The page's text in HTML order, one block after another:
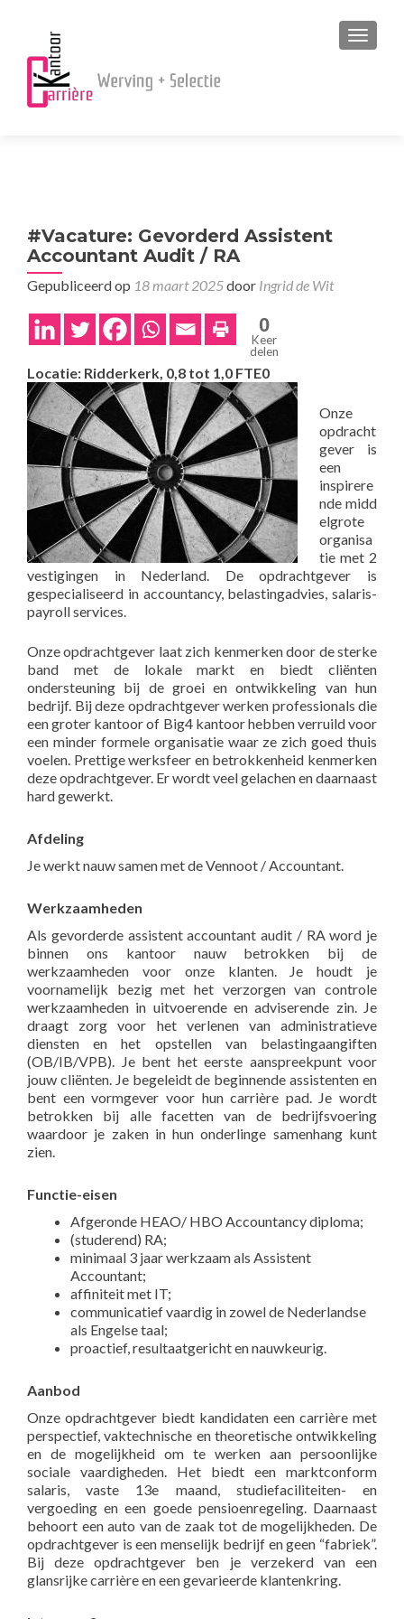
MENU
#Vacature: Gevorderd Assistent
Accountant Audit / RA
Gepubliceerd op 18 maart 2025door Ingrid de Wit
0
Keer
delen
Locatie: Ridderkerk, 0,8 tot 1,0 FTE0
Onze
opdracht
gever is
een
inspirere
nde midd
elgrote
organisa
tie met 2
vestigingen in Nederland. De opdrachtgever is
gespecialiseerd in accountancy, belastingadvies, salaris-
payroll services.
Onze opdrachtgever laat zich kenmerken door de sterke
band met de lokale markt en biedt cliënten
ondersteuning bij de groei en ontwikkeling van hun
bedrijf. Bij deze opdrachtgever werken professionals die
een groter kantoor of Big4 kantoor hebben verruild voor
een minder formele organisatie waar ze zich goed thuis
voelen. Prettige werksfeer en betrokkenheid kenmerken
deze opdrachtgever. Er wordt veel gelachen en daarnaast
hard gewerkt.
Afdeling
Je werkt nauw samen met de Vennoot / Accountant.
Werkzaamheden
Als gevorderde assistent accountant audit / RA word je
binnen ons kantoor nauw betrokken bij de
werkzaamheden voor onze klanten. Je houdt je
voornamelijk bezig met het verzorgen van controle
werkzaamheden in uitvoerende en adviserende zin. Je
draagt zorg voor het verlenen van administratieve
diensten en het opstellen van belastingaangiften
(OB/IB/VPB). Je bent het eerste aanspreekpunt voor
jouw cliënten. Je begeleidt de beginnende assistenten en
bent een vormgever voor hun carrière pad. Je wordt
betrokken bij alle facetten van de bedrijfsvoering
waardoor je zaken in hun onderlinge samenhang kunt
zien.
Functie-eisen
Afgeronde HEAO/ HBO Accountancy diploma;
(studerend) RA;
minimaal 3 jaar werkzaam als Assistent
Accountant;
affiniteit met IT;
communicatief vaardig in zowel de Nederlandse
als Engelse taal;
proactief, resultaatgericht en nauwkeurig.
Aanbod
Onze opdrachtgever biedt kandidaten een carrière met
perspectief, vaktechnische en theoretische ontwikkeling
en de mogelijkheid om te werken aan persoonlijke
sociale vaardigheden. Het biedt een marktconform
salaris, vaste 13e maand, studiefaciliteiten- en
vergoeding en een goede pensioenregeling. Daarnaast
behoort een auto van de zaak tot de mogelijkheden. De
opdrachtgever is een menselijk bedrijf en geen “fabriek”.
Bij deze opdrachtgever ben je verzekerd van een
glansrijke carrière en een gevarieerde klantenkring.